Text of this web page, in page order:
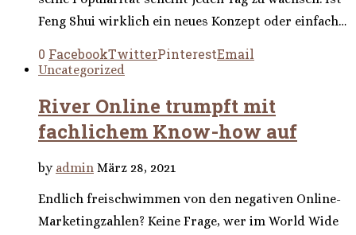
Feng Shui wirklich ein neues Konzept oder einfach…
0 FacebookTwitterPinterestEmail
Uncategorized
River Online trumpft mit
fachlichem Know-how auf
by admin März 28, 2021
Endlich freischwimmen von den negativen Online-
Marketingzahlen? Keine Frage, wer im World Wide